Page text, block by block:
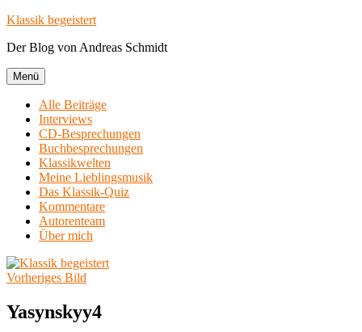
Zum
springen
Klassik begeistert
Der Blog von Andreas Schmidt
Menü
Alle Beiträge
Interviews
CD-Besprechungen
Buchbesprechungen
Klassikwelten
Meine Lieblingsmusik
Das Klassik-Quiz
Kommentare
Autorenteam
Über mich
Vorheriges Bild
Yasynskyy4